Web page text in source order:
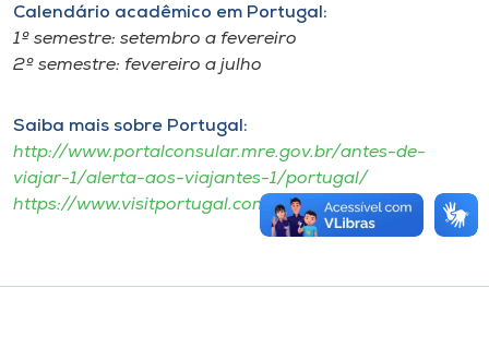
Calendário acadêmico em Portugal:
1º semestre: setembro a fevereiro
2º semestre: fevereiro a julho
Saiba mais sobre Portugal:
http://www.portalconsular.mre.gov.br/antes-de-
viajar-1/alerta-aos-viajantes-1/portugal/
https://www.visitportugal.com/pt-pt